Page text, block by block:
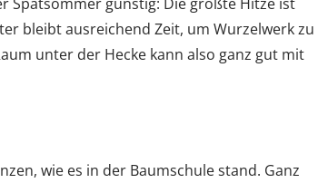
bleibt ausreichend Zeit, um Wurzelwerk zu
unter der Hecke kann also ganz gut mit
wie es in der Baumschule stand. Ganz